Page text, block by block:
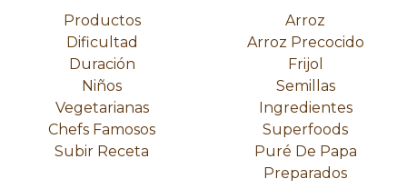
Productos
Dificultad
Duración
Niños
Vegetarianas
Chefs Famosos
Subir Receta
Arroz
Arroz Precocido
Frijol
Semillas
Ingredientes
Superfoods
Puré De Papa
Preparados